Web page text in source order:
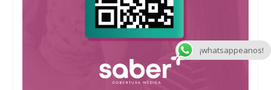
¡whatsappeanos!